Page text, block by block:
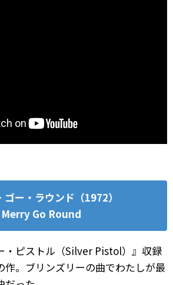
ゴー・ラウンド（1972）
Merry Go Round
・ピストル（Silver Pistol）』収録
作。ブリンズリーの曲でわたしが最